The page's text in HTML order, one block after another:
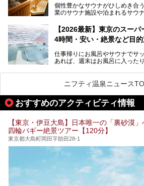
個性豊かなサウナがひしめき合
業のサウナ施設や泊まれるサウ
を旅の目的とする「サ旅」や自
ど、自分の好きなタイミングで
魅力です。
最近では、男性専用施設だけで
い個室サウナも増えてきました
ら、特におすすめしたい施設14
してみてください。
【2026最新】東京のスー
4時間・安い・絶景など目
仕事帰りにお風呂やサウナでサ
あれば、週末はお風呂に入った
また、終電を逃してしまい、「
る場所があれば」と探した経験
しょうか。
そこで本記事では、東京でおす
24時間営業で宿泊できる施設や
い施設、デートや休日レジャー
が充実した施設など、利用のシ
ださい。
ニフティ温泉ニュース
おすすめのアクティビティ情報
【東京・伊豆大島】日本唯一の「裏砂漠
四輪バギー絶景ツアー【120分】
東京都大島町岡田字助田28-1